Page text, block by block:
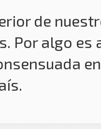
de
Por algo es